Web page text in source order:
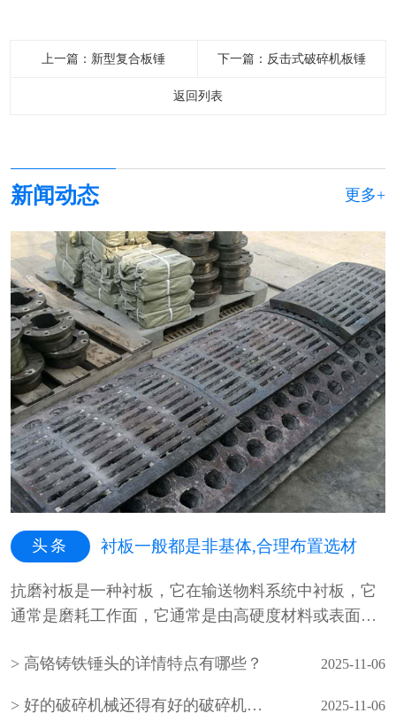
上一篇： 新型复合板锤 下一篇： 反击式破碎机板锤
返回列表
新闻动态 更多+
头条 衬板一般都是非基体,合理布置选材
抗磨衬板是一种衬板，它在输送物料系统中衬板，它
通常是磨耗工作面，它通常是由高硬度材料或表面光
高铬铸铁锤头的详情特点有哪些？
2025-11-06
好的破碎机械还得有好的破碎机锤头配件来相配 2025-11-06